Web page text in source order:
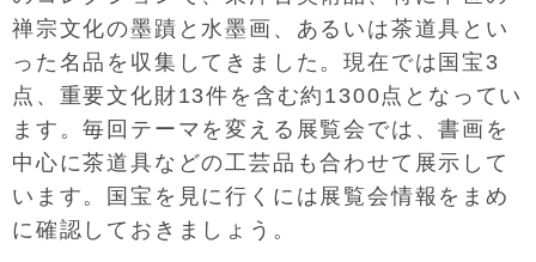
禅宗文化の墨蹟と水墨画、あるいは茶道具とい
った名品を収集してきました。現在では国宝3
点、重要文化財13件を含む約1300点となってい
ます。毎回テーマを変える展覧会では、書画を
中心に茶道具などの工芸品も合わせて展示して
います。国宝を見に行くには展覧会情報をまめ
に確認しておきましょう。